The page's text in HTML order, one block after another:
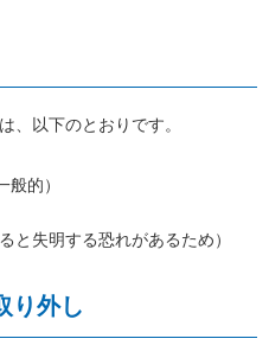
、以下のとおりです。
的）
と失明する恐れがあるため）
り外し